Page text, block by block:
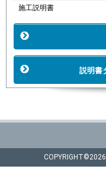
施工説明書
説明書
COPYRIGHT©